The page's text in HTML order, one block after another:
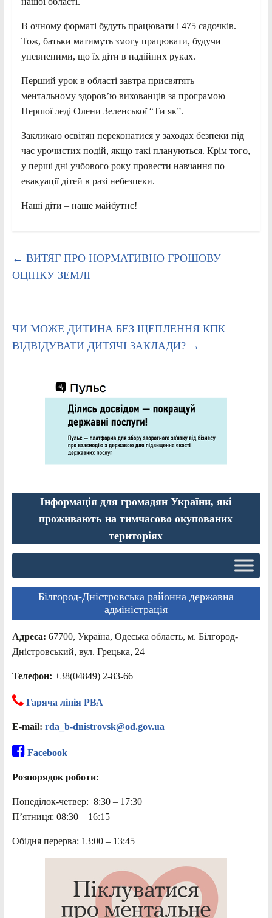
В очному форматі будуть працювати і 475 садочків.
Тож, батьки матимуть змогу працювати, будучи
упевненими, що їх діти в надійних руках.
Перший урок в області завтра присвятять
ментальному здоров’ю вихованців за програмою
Першої леді Олени Зеленської “Ти як”.
Закликаю освітян переконатися у заходах безпеки під
час урочистих подій, якщо такі плануються. Крім того,
у перші дні учбового року провести навчання по
евакуації дітей в разі небезпеки.
Наші діти – наше майбутнє!
← ВИТЯГ ПРО НОРМАТИВНО ГРОШОВУ
ОЦІНКУ ЗЕМЛІ
ЧИ МОЖЕ ДИТИНА БЕЗ ЩЕПЛЕННЯ КПК
ВІДВІДУВАТИ ДИТЯЧІ ЗАКЛАДИ? →
Інформація для громадян України, які
проживають на тимчасово окупованих
територіях
Білгород-Дністровська районна державна
адміністрація
Адреса: 67700, Україна, Одеська область, м. Білгород-
Дністровський, вул. Грецька, 24
Телефон: +38(04849) 2-83-66
Гаряча лінія РВА
E-mail: rda_b-dnistrovsk@od.gov.ua
Facebook
Розпорядок роботи:
Понеділок-четвер: 8:30 – 17:30
П’ятниця: 08:30 – 16:15
Обідня перерва: 13:00 – 13:45